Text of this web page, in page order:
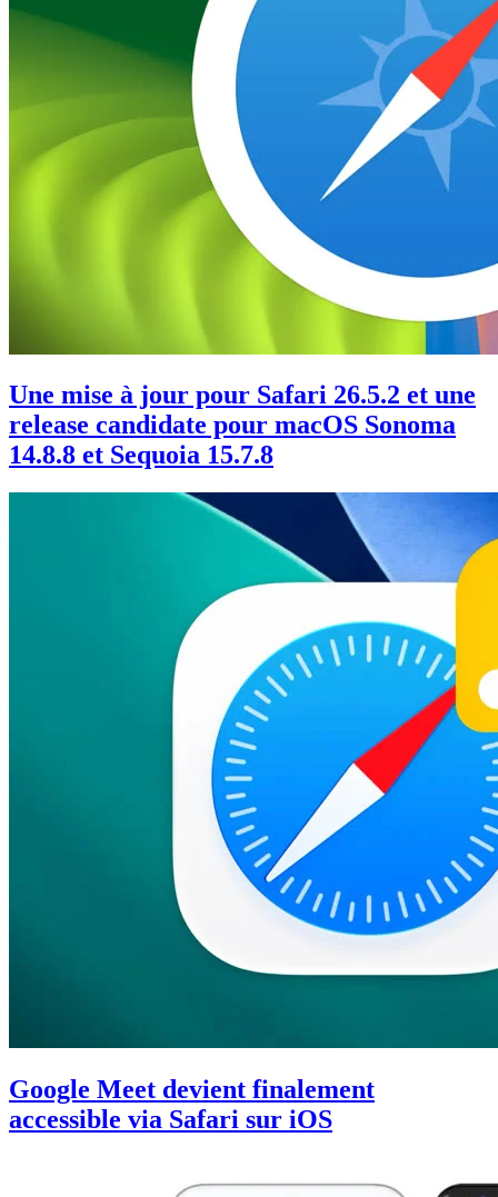
Une mise à jour pour Safari 26.5.2 et une
release candidate pour macOS Sonoma
14.8.8 et Sequoia 15.7.8
Google Meet devient finalement
accessible via Safari sur iOS